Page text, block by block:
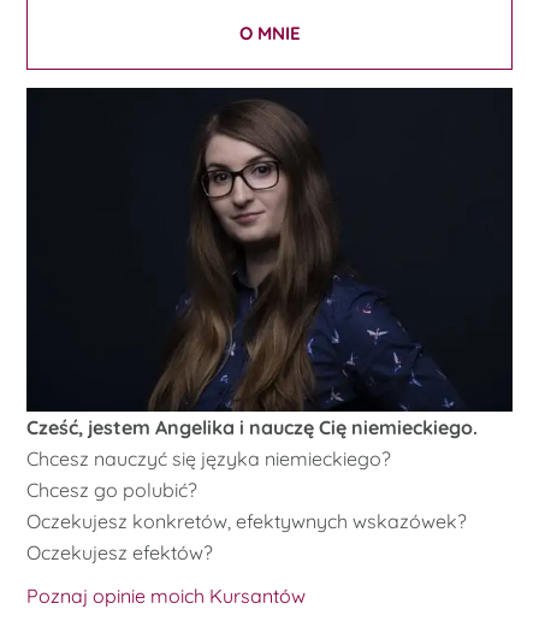
O MNIE
Cześć, jestem Angelika i nauczę Cię niemieckiego.
Chcesz nauczyć się języka niemieckiego?
Chcesz go polubić?
Oczekujesz konkretów, efektywnych wskazówek?
Oczekujesz efektów?
Poznaj opinie moich Kursantów